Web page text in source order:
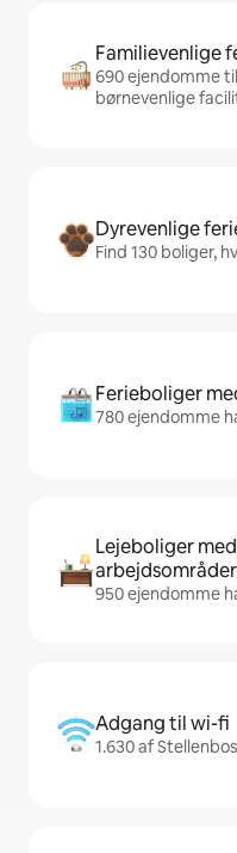
Familievenlige
690 ejendomme
børnevenlige
Dyrevenlige
Find 130 boliger,
Ferieboliger
780 ejendomme
Lejeboliger
arbejdsområder
950 ejendomme
Adgang til wi-fi
1.630 af